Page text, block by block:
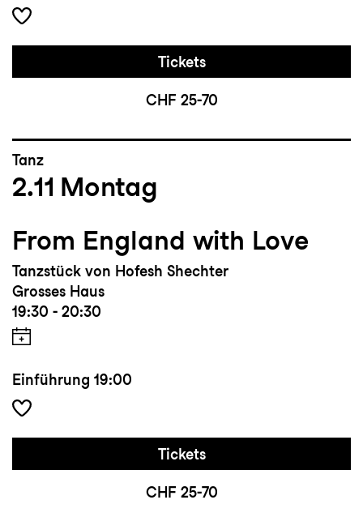
Tickets
CHF 25-70
Tanz
2.11 Montag
From England with Love
Tanzstück von Hofesh Shechter
Grosses Haus
19:30 - 20:30
Einführung 19:00
Tickets
CHF 25-70